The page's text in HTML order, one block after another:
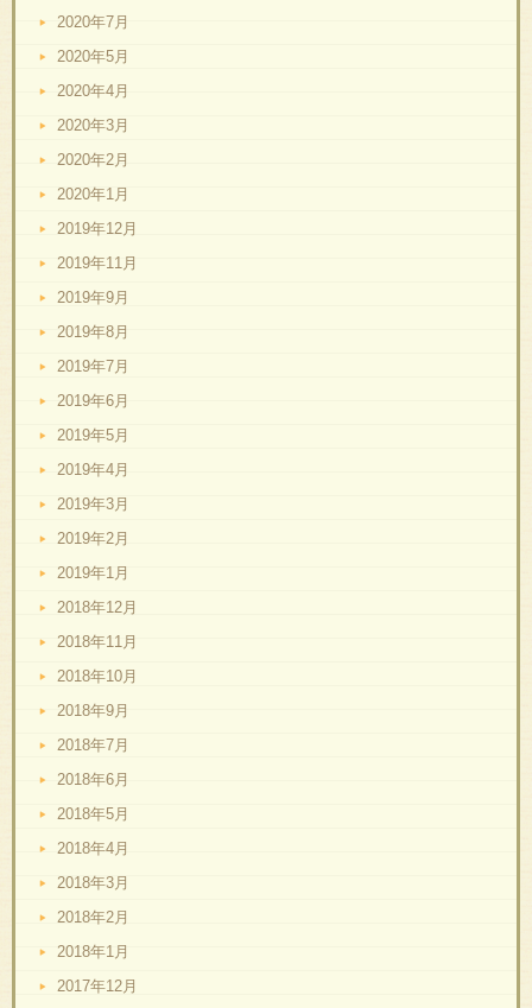
2020年7月
2020年5月
2020年4月
2020年3月
2020年2月
2020年1月
2019年12月
2019年11月
2019年9月
2019年8月
2019年7月
2019年6月
2019年5月
2019年4月
2019年3月
2019年2月
2019年1月
2018年12月
2018年11月
2018年10月
2018年9月
2018年7月
2018年6月
2018年5月
2018年4月
2018年3月
2018年2月
2018年1月
2017年12月